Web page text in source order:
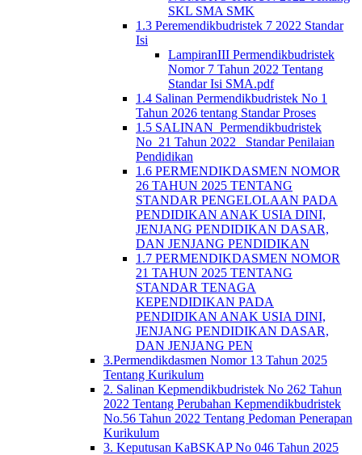
SKL SMA SMK
1.3 Peremendikbudristek 7 2022 Standar
Isi
LampiranIII Permendikbudristek
Nomor 7 Tahun 2022 Tentang
Standar Isi SMA.pdf
1.4 Salinan Permendikbudristek No 1
Tahun 2026 tentang Standar Proses
1.5 SALINAN_Permendikbudristek
No_21 Tahun 2022_ Standar Penilaian
Pendidikan
1.6 PERMENDIKDASMEN NOMOR
26 TAHUN 2025 TENTANG
STANDAR PENGELOLAAN PADA
PENDIDIKAN ANAK USIA DINI,
JENJANG PENDIDIKAN DASAR,
DAN JENJANG PENDIDIKAN
1.7 PERMENDIKDASMEN NOMOR
21 TAHUN 2025 TENTANG
STANDAR TENAGA
KEPENDIDIKAN PADA
PENDIDIKAN ANAK USIA DINI,
JENJANG PENDIDIKAN DASAR,
DAN JENJANG PEN
3.Permendikdasmen Nomor 13 Tahun 2025
Tentang Kurikulum
2. Salinan Kepmendikbudristek No 262 Tahun
2022 Tentang Perubahan Kepmendikbudristek
No.56 Tahun 2022 Tentang Pedoman Penerapan
Kurikulum
3. Keputusan KaBSKAP No 046 Tahun 2025